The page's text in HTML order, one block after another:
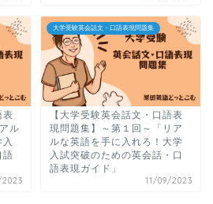
表
ル
語
大学受験英会話文・口語表現問題集
【大学受験英会話文・口語表
現問題集】～第１回～「リア
ルな英語を手に入れろ！大学
入試突破のための英会話・口
語表現ガイド」
11/09/2023